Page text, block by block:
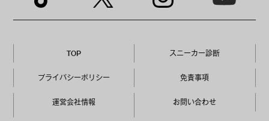
TOP スニーカー診断
プライバシーポリシー 免責事項
運営会社情報 お問い合わせ